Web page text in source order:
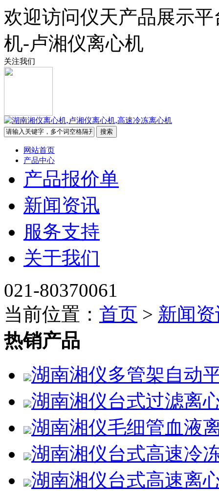
欢迎访问仪天产品展示
机-卢湘仪离心机
关注我们
网站首页
产品中心
产品报价单
新闻资讯
服务支持
关于我们
021-80370061
当前位置： 首页 > 新闻
热销产品
湖南湘仪多管架自动
湖南湘仪台式过滤离
湖南湘仪毛细管血液
湖南湘仪台式高速冷
湖南湘仪台式高速离